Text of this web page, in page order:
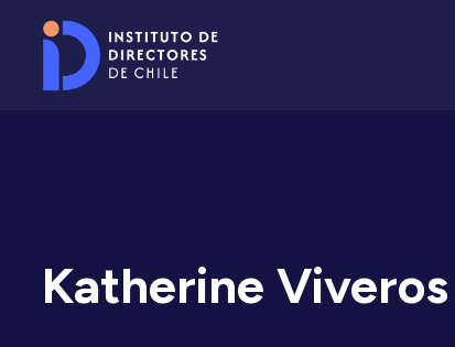
Katherine Viveros